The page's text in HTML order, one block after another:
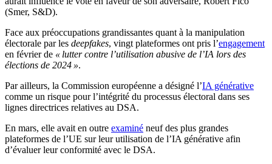
(Smer, S&D).
Face aux préoccupations grandissantes quant à la manipulation
électorale par les deepfakes, vingt plateformes ont pris l’engagement
en février de « lutter contre l’utilisation abusive de l’IA lors des
élections de 2024 ».
Par ailleurs, la Commission européenne a désigné l’IA générative
comme un risque pour l’intégrité du processus électoral dans ses
lignes directrices relatives au DSA.
En mars, elle avait en outre examiné neuf des plus grandes
plateformes de l’UE sur leur utilisation de l’IA générative afin
d’évaluer leur conformité avec le DSA.